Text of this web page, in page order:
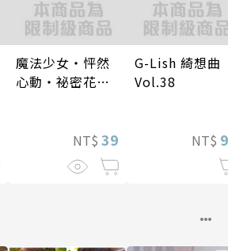
魔法少女・怦然
心動・祕密花招
NT$ 39
G-Lish 綺想曲
Vol.38
NT$